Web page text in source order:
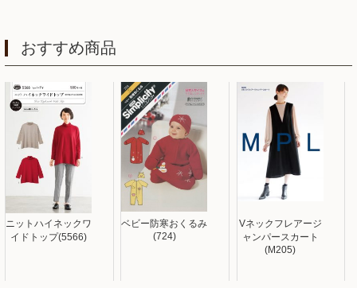
おすすめ商品
ニットハイネックワ
イドトップ(5566)
ベビー防寒おくるみ
(724)
Vネックフレアージ
ャンパースカート
(M205)